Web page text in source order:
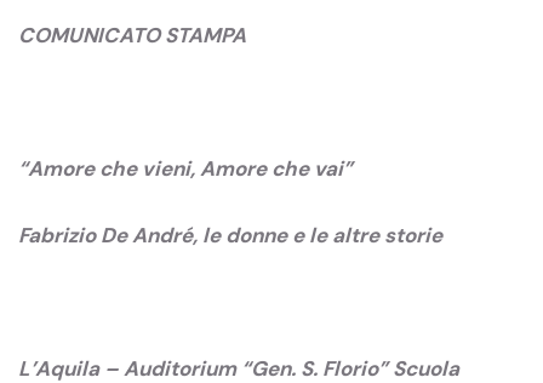
COMUNICATO STAMPA
“Amore che vieni, Amore che vai”
Fabrizio De André, le donne e le altre storie
L’Aquila – Auditorium “Gen. S. Florio” Scuola